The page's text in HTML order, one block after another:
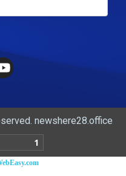
newshere28.office
1